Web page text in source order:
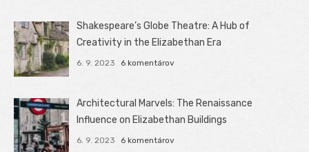
Shakespeare’s Globe Theatre: A Hub of
Creativity in the Elizabethan Era
6. 9. 2023 6 komentárov
Architectural Marvels: The Renaissance
Influence on Elizabethan Buildings
6. 9. 2023 6 komentárov